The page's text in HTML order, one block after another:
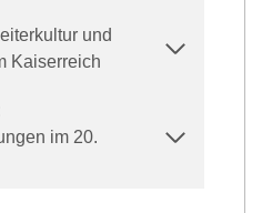
und
Kaiserreich
im 20.